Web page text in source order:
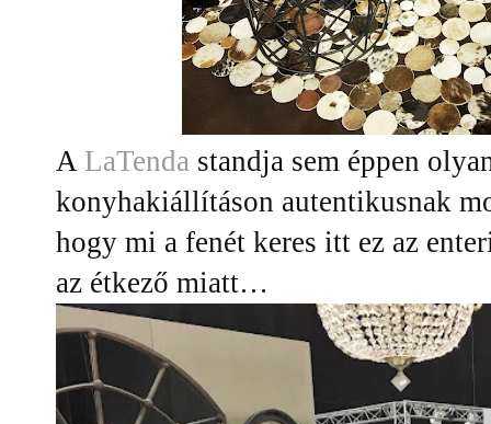
A LaTenda standja sem éppen
konyhakiállításon autentikusnak
hogy mi a fenét keres itt ez az
az étkező miatt…